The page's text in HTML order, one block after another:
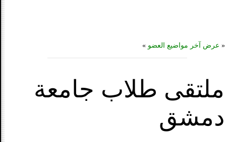
« عرض آخر مواضيع العضو »
ملتقى طلاب جامعة
دمشق